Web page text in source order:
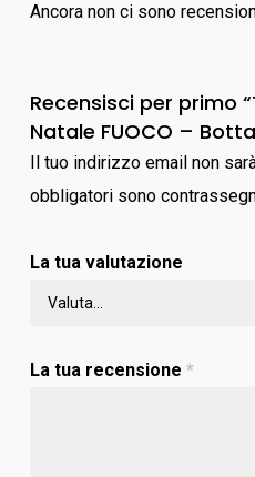
Ancora non ci sono
Recensisci per primo
Natale FUOCO –
Il tuo indirizzo email non
obbligatori sono
La tua valutazione
La tua recensione *